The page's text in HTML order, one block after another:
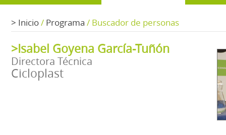
> Inicio/ Programa / Buscador de personas
>Isabel Goyena García-Tuñón
Directora Técnica
Cicloplast